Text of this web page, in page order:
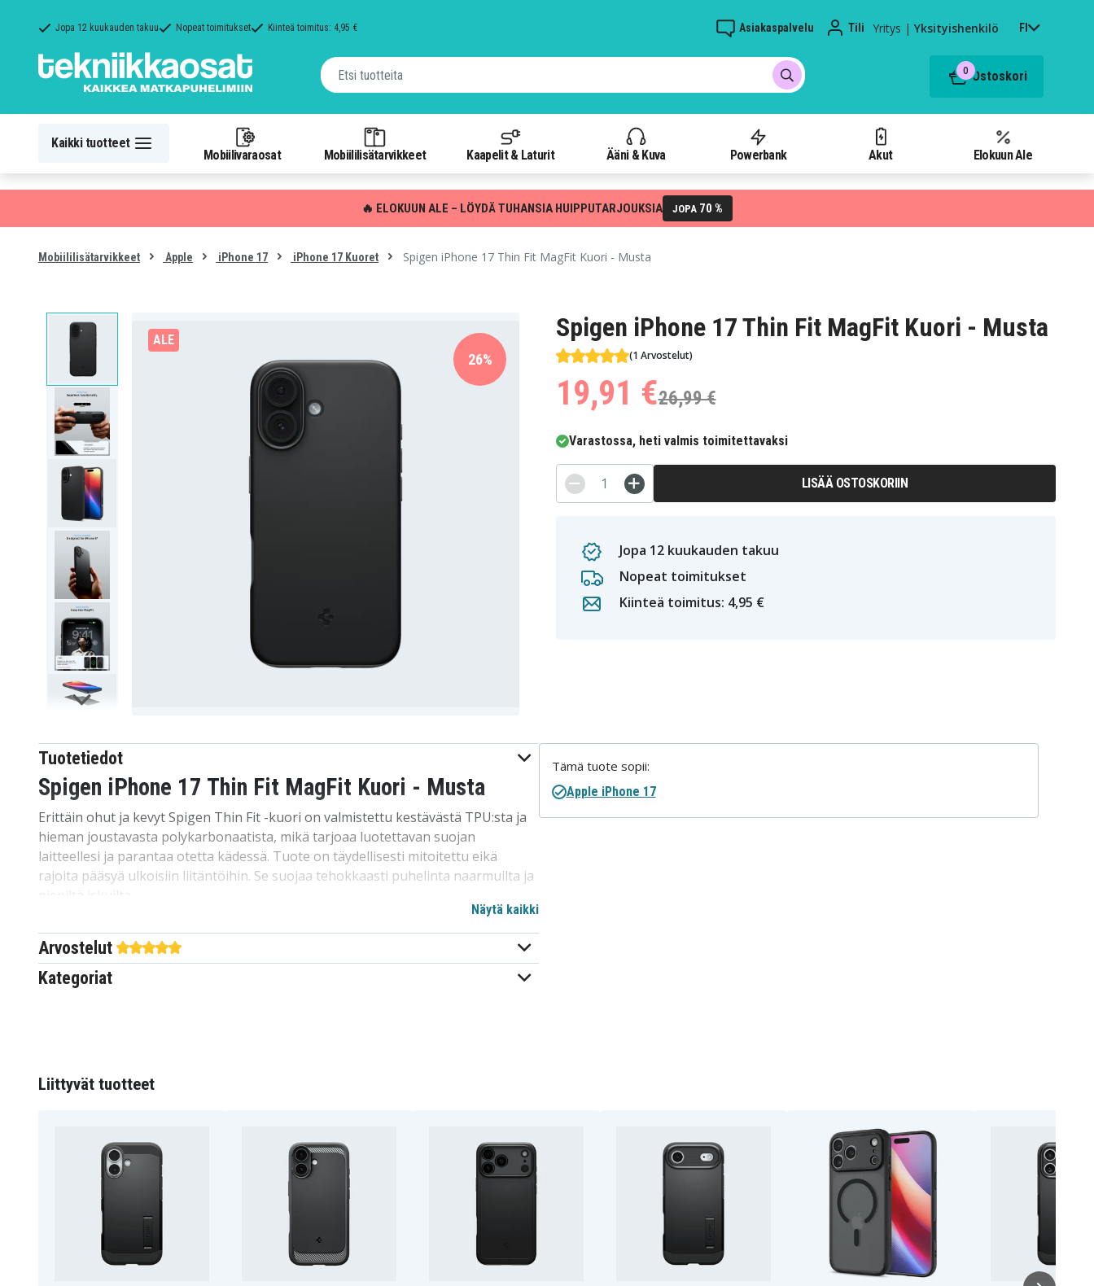
Jopa 12 kuukauden takuu Nopeat toimitukset Kiinteä toimitus: 4,95 € Asiakaspalvelu Tili Yritys | Yksityishenkilö FI
0 Ostoskori
Kaikki tuotteet
Mobiilivaraosat Mobiililisätarvikkeet Kaapelit & Laturit Ääni & Kuva Powerbank Akut Elokuun Ale
🔥 ELOKUUN ALE – LÖYDÄ TUHANSIA HUIPPUTARJOUKSIA JOPA 70 %
Mobiililisätarvikkeet Apple iPhone 17 iPhone 17 Kuoret Spigen iPhone 17 Thin Fit MagFit Kuori - Musta
ALE Spigen iPhone 17 Thin Fit MagFit Kuori - Musta
(1 Arvostelut)
26%
19,91 €26,99 €
Varastossa, heti valmis toimitettavaksi
LISÄÄ OSTOSKORIIN
Jopa 12 kuukauden takuu
Nopeat toimitukset
Kiinteä toimitus: 4,95 €
Tuotetiedot
Spigen iPhone 17 Thin Fit MagFit Kuori - Musta
Erittäin ohut ja kevyt Spigen Thin Fit -kuori on valmistettu kestävästä TPU:sta ja
hieman joustavasta polykarbonaatista, mikä tarjoaa luotettavan suojan
laitteellesi ja parantaa otetta kädessä. Tuote on täydellisesti mitoitettu eikä
rajoita pääsyä ulkoisiin liitäntöihin. Se suojaa tehokkaasti puhelinta naarmuilta ja
pieniltä iskuilta.
on varustettu magneettirenkaalla, joka on yhteensopiva MagSafe-langattoman
tekniikan kanssa. Magneettirengas varmistaa maksimaalisen lataustehokkuuden
sekä nopean ja helpon liitettävyyden kaikkiin MagSafe-tarvikkeisiin.
Väri: Musta
Yhteensopiva kanssa: iPhone 17
ACS10373
Tuotetyyppi Kuoret
Näytä kaikki
Arvostelut
Kategoriat
Tämä tuote sopii:
Apple iPhone 17
Liittyvät tuotteet